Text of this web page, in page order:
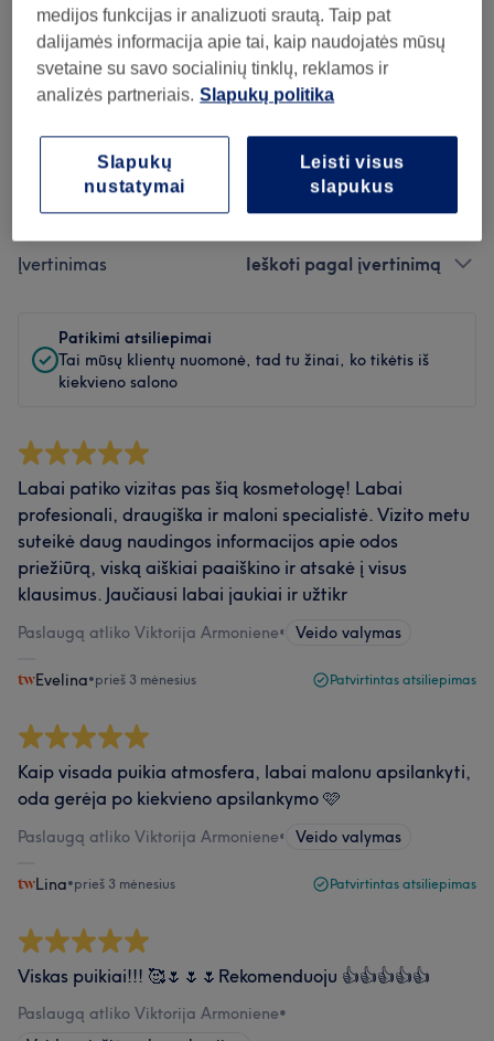
Personalas
Atsiliepimų filtras
Paslauga Visos paslaugos
Įvertinimas Ieškoti pagal įvertinimą
Patikimi atsiliepimai
Tai mūsų klientų nuomonė, tad tu žinai, ko tikėtis iš
kiekvieno salono
Labai patiko vizitas pas šią kosmetologę! Labai
profesionali, draugiška ir maloni specialistė. Vizito metu
suteikė daug naudingos informacijos apie odos
priežiūrą, viską aiškiai paaiškino ir atsakė į visus
klausimus. Jaučiausi labai jaukiai ir užtikr
Paslaugą atliko Viktorija Armoniene• Veido valymas
Evelina•prieš 3 mėnesius Patvirtintas atsiliepimas
Kaip visada puikia atmosfera, labai malonu apsilankyti,
oda gerėja po kiekvieno apsilankymo 🩷
Paslaugą atliko Viktorija Armoniene• Veido valymas
Lina•prieš 3 mėnesius Patvirtintas atsiliepimas
Viskas puikiai!!! 🥰🌷🌷🌷Rekomenduoju 👍👍👍👍👍
Paslaugą atliko Viktorija Armoniene•
medijos funkcijas ir analizuoti srautą. Taip pat
dalijamės informacija apie tai, kaip naudojatės mūsų
svetaine su savo socialinių tinklų, reklamos ir
analizės partneriais. Slapukų politika
Leisti visus
slapukus
Slapukų
nustatymai